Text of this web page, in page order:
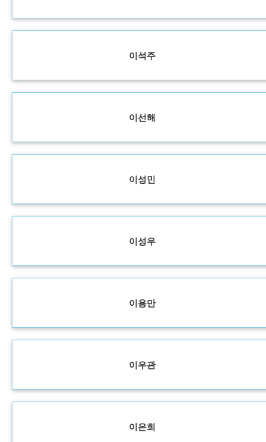
이석주
이선해
이성민
이성우
이용만
이우관
이은희